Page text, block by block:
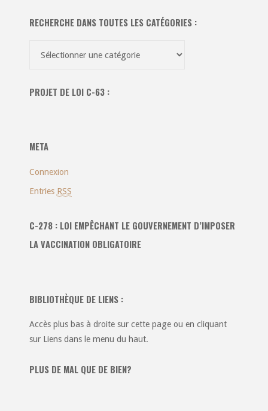
RECHERCHE DANS TOUTES LES CATÉGORIES :
les
PROJET DE LOI C-63 :
META
Connexion
Entries RSS
C-278 : LOI EMPÊCHANT LE GOUVERNEMENT D’IMPOSER
LA VACCINATION OBLIGATOIRE
BIBLIOTHÈQUE DE LIENS :
Accès plus bas à droite sur cette page ou en cliquant
sur Liens dans le menu du haut.
PLUS DE MAL QUE DE BIEN?